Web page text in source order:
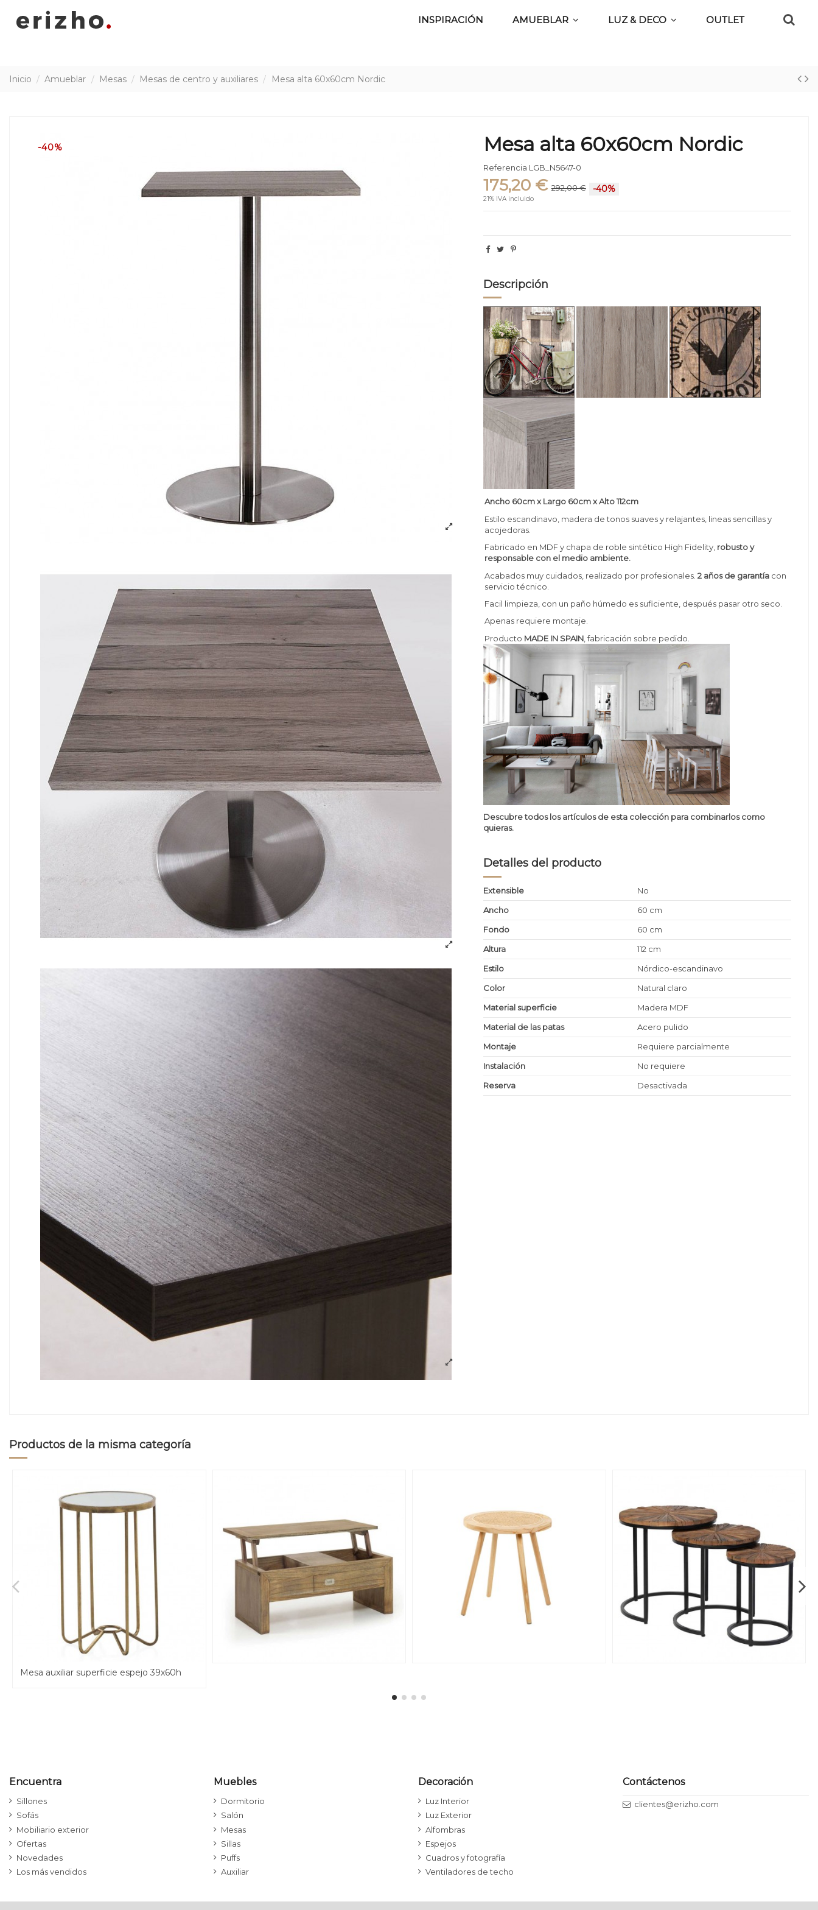
INSPIRACIÓN AMUEBLAR LUZ & DECO OUTLET
Inicio Amueblar Mesas Mesas de centro y auxiliares Mesa alta 60x60cm Nordic
-40% Mesa alta 60x60cm Nordic
Referencia LGB_N5647-0
175,20 € 292,00 € -40%
21% IVA incluido
Descripción
Ancho 60cm x Largo 60cm x Alto 112cm
Estilo escandinavo, madera de tonos suaves y relajantes, lineas sencillas y
acojedoras.
Fabricado en MDF y chapa de roble sintético High Fidelity,robusto y
responsable con el medio ambiente.
Acabados muy cuidados, realizado por profesionales. 2 años de garantíacon
servicio técnico.
Facil limpieza, con un paño húmedo es suficiente, después pasar otro seco.
Apenas requiere montaje.
Producto MADE IN SPAIN, fabricación sobre pedido.
Descubre todos los artículos de esta colección para combinarlos como
quieras.
Detalles del producto
Extensible
No
Ancho
60 cm
Fondo
60 cm
Altura
112 cm
Estilo
Nórdico-escandinavo
Color
Natural claro
Material superficie
Madera MDF
Material de las patas
Acero pulido
Montaje
Requiere parcialmente
Instalación
No requiere
Reserva
Desactivada
Productos de la misma categoría
Mesa auxiliar superficie espejo 39x60h
Encuentra
Sillones
Sofás
Mobiliario exterior
Ofertas
Novedades
Los más vendidos
Muebles
Dormitorio
Salón
Mesas
Sillas
Puffs
Auxiliar
Decoración
Luz Interior
Luz Exterior
Alfombras
Espejos
Cuadros y fotografía
Ventiladores de techo
Contáctenos
clientes@erizho.com